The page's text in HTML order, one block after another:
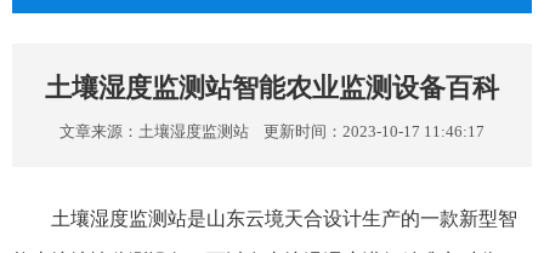
土壤湿度监测站智能农业监测设备百科
文章来源： 土壤湿度监测站 更新时间：2023-10-17 11:46:17
土壤湿度监测站是山东云境天合设计生产的一款新型智